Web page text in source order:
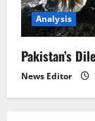
Analysis
Pakistan’s
News Editor